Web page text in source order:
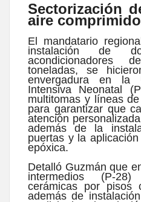
Sectorización
aire
El mandatario
instalación de
toneladas, se
envergadura en la
Intensiva Neonatal
multitomas y líneas
para garantizar que
atención
además de la
puertas y la
epóxica.
Detalló Guzmán que
intermedios (P-
cerámicas por pisos
además de